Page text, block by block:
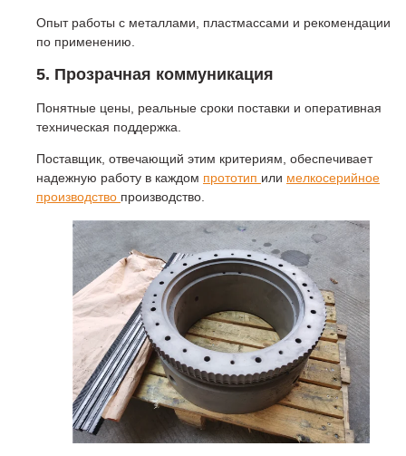
Опыт работы с металлами, пластмассами и рекомендации
по применению.
5. Прозрачная коммуникация
Понятные цены, реальные сроки поставки и оперативная
техническая поддержка.
Поставщик, отвечающий этим критериям, обеспечивает
надежную работу в каждом прототип или мелкосерийное
производство производство.